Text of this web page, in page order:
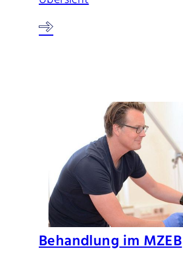
Behandlung im MZEB